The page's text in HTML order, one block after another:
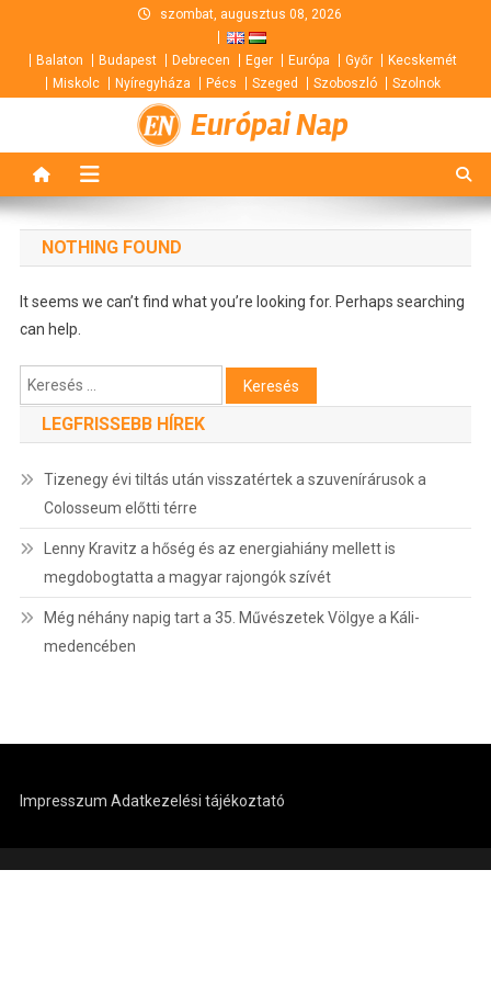
content
szombat, augusztus 08, 2026
Balaton Budapest Debrecen Eger Európa Győr
Kecskemét
Miskolc
Nyíregyháza Pécs Szeged Szoboszló Szolnok
Európai Nap
NOTHING FOUND
It seems we can’t find what you’re looking for. Perhaps searching
can help.
Keresés:
LEGFRISSEBB HÍREK
Tizenegy évi tiltás után visszatértek a szuvenírárusok a
Colosseum előtti térre
Lenny Kravitz a hőség és az energiahiány mellett is
megdobogtatta a magyar rajongók szívét
Még néhány napig tart a 35. Művészetek Völgye a Káli-
medencében
Impresszum Adatkezelési tájékoztató